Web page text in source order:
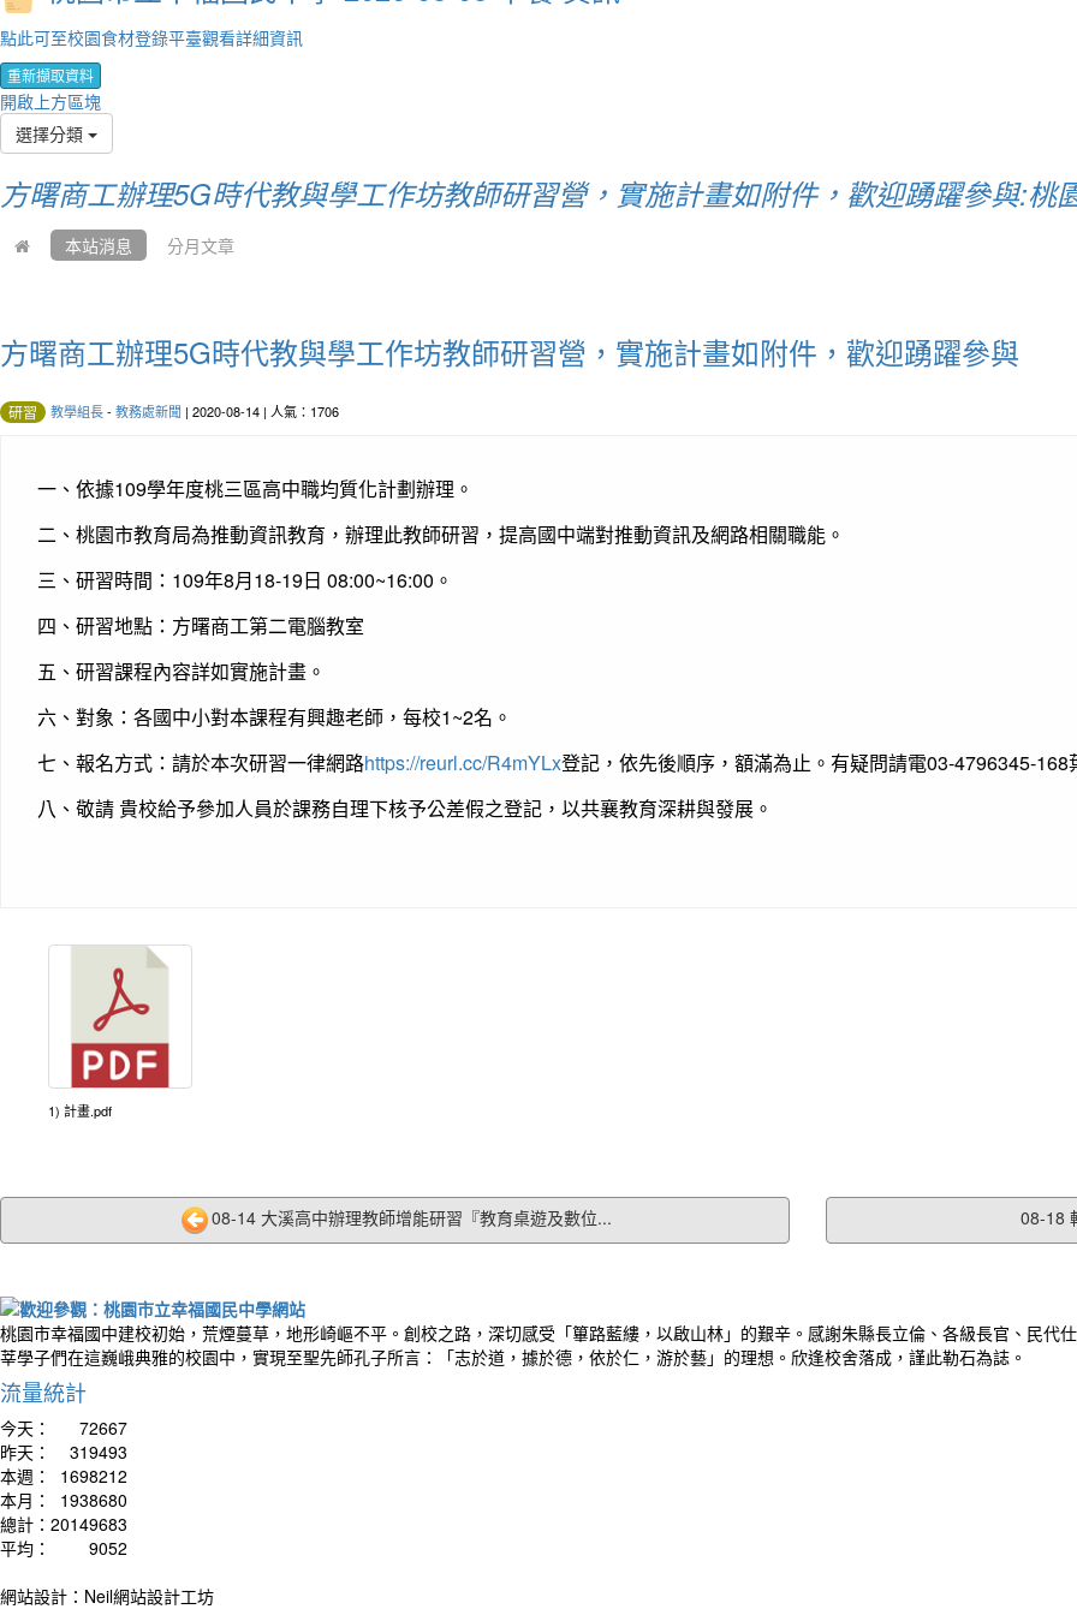
點此可至校園食材登錄平臺觀看詳細資訊
重新擷取資料
開啟上方區塊
選擇分類
方曙商工辦理5G時代教與學工作坊教師研習營，實施計畫如附件，歡迎踴躍參與:桃
本站消息 分月文章
方曙商工辦理5G時代教與學工作坊教師研習營，實施計畫如附件，歡迎踴躍參與
研習 教學組長- 教務處新聞 | 2020-08-14 | 人氣：1706
一、依據109學年度桃三區高中職均質化計劃辦理。
二、桃園市教育局為推動資訊教育，辦理此教師研習，提高國中端對推動資訊及網路相關職能。
三、研習時間：109年8月18-19日 08:00~16:00。
四、研習地點：方曙商工第二電腦教室
五、研習課程內容詳如實施計畫。
六、對象：各國中小對本課程有興趣老師，每校1~2名。
七、報名方式：請於本次研習一律網路https://reurl.cc/R4mYLx登記，依先後順序，額滿為止。有疑問請電03-4796345-168
八、敬請 貴校給予參加人員於課務自理下核予公差假之登記，以共襄教育深耕與發展。
1) 計畫.pdf
08-14 大溪高中辦理教師增能研習『教育桌遊及數位... 08-18
桃園市幸福國中建校初始，荒煙蔓草，地形崎嶇不平。創校之路，深切感受「篳路藍縷，以啟山林」的艱辛。感謝朱縣長立倫、各級長官、民
莘學子們在這巍峨典雅的校園中，實現至聖先師孔子所言：「志於道，據於德，依於仁，游於藝」的理想。欣逢校舍落成，謹此勒石為誌。
流量統計
今天：
72667
昨天：
319493
本週：
1698212
本月：
1938680
總計： 20149683
平均：
9052
網站設計：Neil網站設計工坊